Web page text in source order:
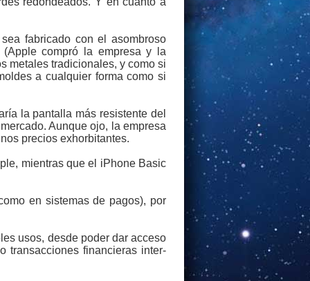
fabricado con el asombroso
compró la empresa y la
metales tradicionales, y como si
a cualquier forma como si
la pantalla más resistente del
Aunque ojo, la empresa
precios exhorbitantes.
mientras que el iPhone Basic
en sistemas de pagos), por
usos, desde poder dar acceso
transacciones financieras inter-